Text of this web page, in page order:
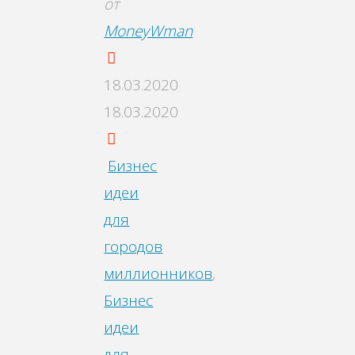
от
MoneyWman
18.03.2020
18.03.2020
Бизнес
идеи
для
городов
миллионников,
Бизнес
идеи